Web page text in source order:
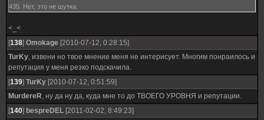
435. Нет, это не шутка.
<_<
[138] Omokage [2010-07-12, 0:28:15]
TurKy, извени но твое мнение меня не интерисует. Многим понраилось и
репутация у меня резко подскачила.
[139] TurKy [2010-07-12, 0:51:59]
MurdereR, ну да ну да, куда мне то до ТВОЕГО УРОВНЯ и репутации.
[140] bespreDEL [2011-02-02, 8:49:23]